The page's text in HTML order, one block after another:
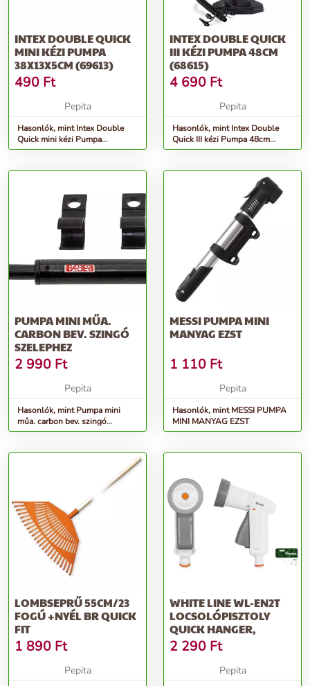
INTEX DOUBLE QUICK
MINI KÉZI PUMPA
38X13X5CM (69613)
490 Ft
Pepita
Hasonlók, mint Intex Double
Quick mini kézi Pumpa
38x13x5cm (69613)
INTEX DOUBLE QUICK
III KÉZI PUMPA 48CM
(68615)
4 690 Ft
Pepita
Hasonlók, mint Intex Double
Quick III kézi Pumpa 48cm
(68615)
PUMPA MINI MŰA.
CARBON BEV. SZINGÓ
SZELEPHEZ
2 990 Ft
Pepita
Hasonlók, mint Pumpa mini
műa. carbon bev. szingó
szelephez
MESSI PUMPA MINI
MANYAG EZST
1 110 Ft
Pepita
Hasonlók, mint MESSI PUMPA
MINI MANYAG EZST
LOMBSEPRŰ 55CM/23
FOGÚ +NYÉL BR QUICK
FIT
1 890 Ft
Pepita
WHITE LINE WL-EN2T
LOCSOLÓPISZTOLY
QUICK HANGER,
2 290 Ft
Pepita